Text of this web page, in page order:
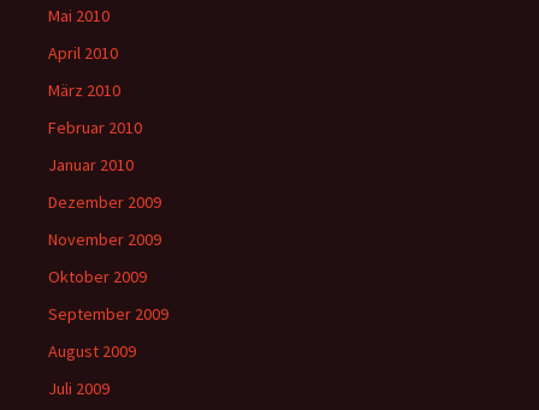
Mai 2010
April 2010
März 2010
Februar 2010
Januar 2010
Dezember 2009
November 2009
Oktober 2009
September 2009
August 2009
Juli 2009